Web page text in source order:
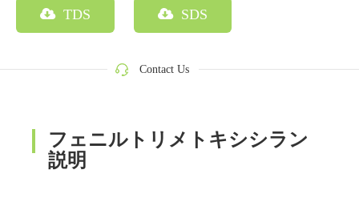
TDS SDS
Contact Us
フェニルトリメトキシシラン
説明